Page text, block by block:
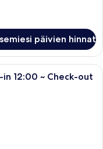
päivien hinnat
jossa on tikkaat,
in 12:00 ~ Check-out